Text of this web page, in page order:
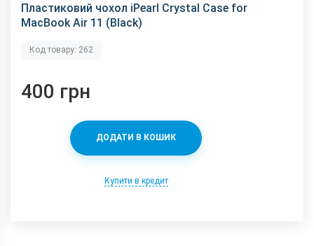
Пластиковий чохол iPearl Crystal Case for
MacBook Air 11 (Black)
Код товару: 262
400 грн
ДОДАТИ В КОШИК
Купити в кредит